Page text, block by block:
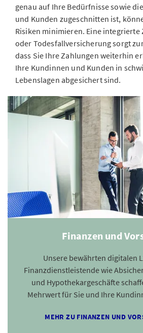
genau auf Ihre Bedürfnisse sowie
und Kunden zugeschnitten ist,
Risiken minimieren. Eine integrierte
oder Todesfallversicherung sorgt
dass Sie Ihre Zahlungen weiterhin
Ihre Kundinnen und Kunden in
Lebenslagen abgesichert sind.
Finanzen und
Unsere bewährten digitalen
Finanzdienstleistende wie
und Hypothekargeschäfte
Mehrwert für Sie und Ihre
MEHR ZU FINANZEN UND